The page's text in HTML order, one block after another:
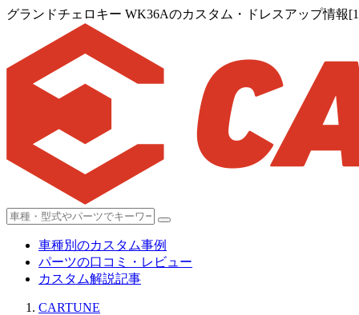
グランドチェロキー WK36Aのカスタム・ドレスアップ情報
車種別のカスタム事例
パーツの口コミ・レビュー
カスタム解説記事
CARTUNE